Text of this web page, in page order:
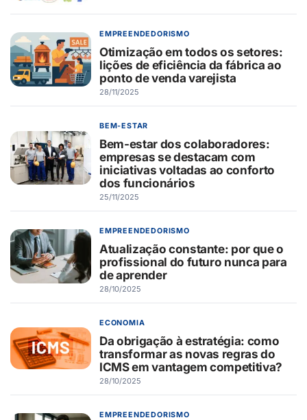
EMPREENDEDORISMO
Otimização em todos os setores:
lições de eficiência da fábrica ao
ponto de venda varejista
28/11/2025
BEM-ESTAR
Bem-estar dos colaboradores:
empresas se destacam com
iniciativas voltadas ao conforto
dos funcionários
25/11/2025
EMPREENDEDORISMO
Atualização constante: por que o
profissional do futuro nunca para
de aprender
28/10/2025
ECONOMIA
Da obrigação à estratégia: como
transformar as novas regras do
ICMS em vantagem competitiva?
28/10/2025
EMPREENDEDORISMO